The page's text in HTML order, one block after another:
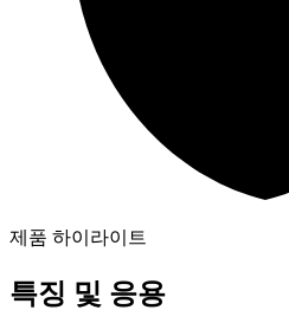
제품 하이라이트
특징 및 응용